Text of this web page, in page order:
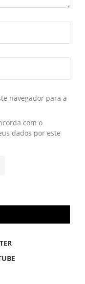
navegador para a
com o
dados por este